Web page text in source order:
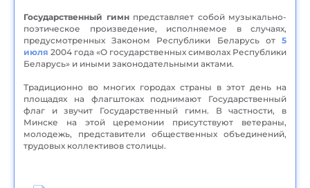
Государственный гимнпредставляет собой музыкально-
поэтическое произведение, исполняемое в случаях,
предусмотренных Законом Республики Беларусь от 5
июля 2004 года «О государственных символах Республики
Беларусь» и иными законодательными актами.
Традиционно во многих городах страны в этот день на
площадях на флагштоках поднимают Государственный
флаг и звучит Государственный гимн. В частности, в
Минске на этой церемонии присутствуют ветераны,
молодежь, представители общественных объединений,
трудовых коллективов столицы.